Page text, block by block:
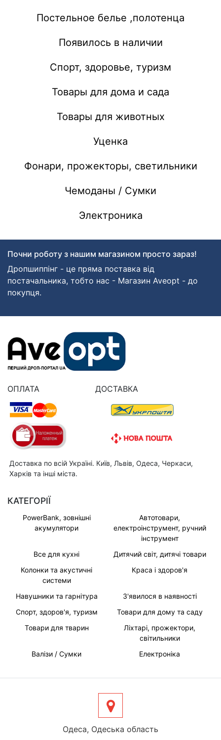
Постельное белье ,полотенца
Появилось в наличии
Спорт, здоровье, туризм
Товары для дома и сада
Товары для животных
Уценка
Фонари, прожекторы, светильники
Чемоданы / Сумки
Электроника
Почни роботу з нашим магазином просто зараз!
Дропшиппінг - це пряма поставка від
постачальника, тобто нас - Магазин Aveopt - до
покупця.
ОПЛАТА ДОСТАВКА
Доставка по всій Україні. Київ, Львів, Одеса, Черкаси,
Харків та інші міста.
КАТЕГОРІЇ
PowerBank, зовнішні
акумулятори
Автотовари,
електроінструмент, ручний
інструмент
Все для кухні
Дитячий світ, дитячі товари
Колонки та акустичні
системи
Краса і здоров'я
Навушники та гарнітура
З'явилося в наявності
Спорт, здоров'я, туризм
Товари для дому та саду
Товари для тварин
Ліхтарі, прожектори,
світильники
Валізи / Сумки
Електроніка
Одеса, Одеська область